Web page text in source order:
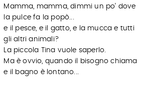
Mamma, mamma, dimmi un po’ dove
la pulce fa la popò...
e il pesce, e il gatto, e la mucca e tutti
gli altri animali?
La piccola Tina vuole saperlo.
Ma è ovvio, quando il bisogno chiama
e il bagno è lontano...